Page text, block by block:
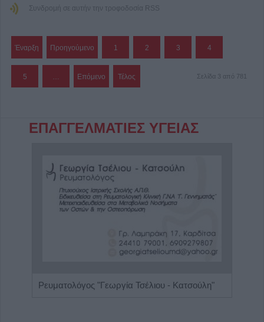
Συνδρομή σε αυτήν την τροφοδοσία RSS
Έναρξη Προηγούμενο 1 2 3 4
5 … Επόμενο Τέλος Σελίδα 3 από 781
ΕΠΑΓΓΕΛΜΑΤΙΕΣ ΥΓΕΙΑΣ
Ρευματολόγος "Γεωργία Τσέλιου - Κατσούλη"